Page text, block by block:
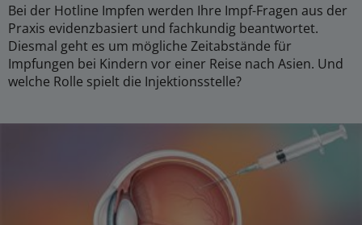
Bei der Hotline Impfen werden Ihre Impf-Fragen aus der
Praxis evidenzbasiert und fachkundig beantwortet.
Diesmal geht es um mögliche Zeitabstände für
Impfungen bei Kindern vor einer Reise nach Asien. Und
welche Rolle spielt die Injektionsstelle?